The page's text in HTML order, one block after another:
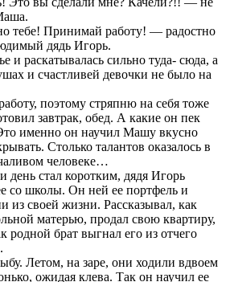
тебе! Пpинимай рабoту! — радостно
дядь Игорь.
и раскатывалась сильно туда- сюда, а
и счастливей девочки не было на
поэтому стряпню на себя тоже
завтрак, обед. А какие он пек
именно он научил Машу вкусно
Столько талантов оказалось в
человеке…
день стал коротким, дядя Игорь
со школы. Он ней ее портфель и
из своей жизни. Рассказывал, как
матерью, продал свою квартиру,
родной брат выгнал его из отчего
Летом, на заре, они ходили вдвоем
ожидая клева. Так он научил ее